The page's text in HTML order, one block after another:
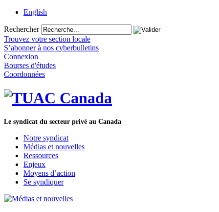
English
Rechercher
Trouvez votre section locale
S’abonner à nos cyberbulletins
Connexion
Bourses d'études
Coordonnées
Le syndicat du secteur privé au Canada
Notre syndicat
Médias et nouvelles
Ressources
Enjeux
Moyens d’action
Se syndiquer